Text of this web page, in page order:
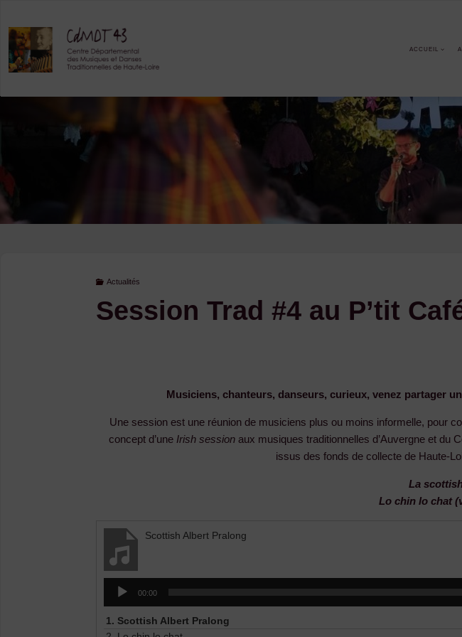
content
ACCUEIL
Actualités
Session Trad #4 au P’tit
Musiciens, chanteurs, danseurs, curieux, venez partager
Une session est une réunion de musiciens plus ou moins informelle, pour
concept d’une Irish session aux musiques traditionnelles d’Auvergne et du
issus des fonds de collecte de Haute-
La
Lo chin lo chat
Scottish Albert Pralong
Lecteur
audio
00:00
1. Scottish Albert Pralong